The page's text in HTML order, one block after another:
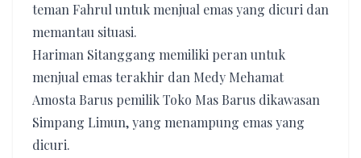
teman Fahrul untuk menjual emas yang dicuri dan
memantau situasi.
Hariman Sitanggang memiliki peran untuk
menjual emas terakhir dan Medy Mehamat
Amosta Barus pemilik Toko Mas Barus dikawasan
Simpang Limun, yang menampung emas yang
dicuri.